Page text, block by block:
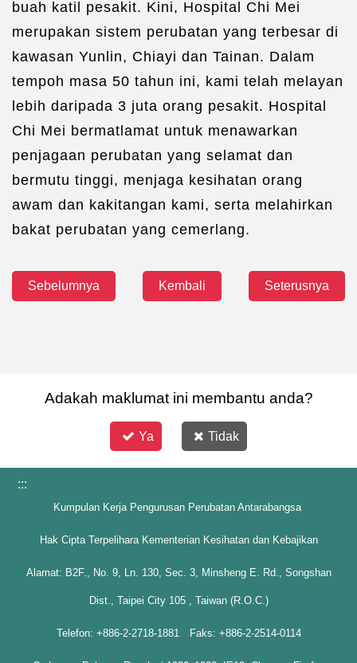
buah katil pesakit. Kini, Hospital Chi Mei
merupakan sistem perubatan yang terbesar di
kawasan Yunlin, Chiayi dan Tainan. Dalam
tempoh masa 50 tahun ini, kami telah melayan
lebih daripada 3 juta orang pesakit. Hospital
Chi Mei bermatlamat untuk menawarkan
penjagaan perubatan yang selamat dan
bermutu tinggi, menjaga kesihatan orang
awam dan kakitangan kami, serta melahirkan
bakat perubatan yang cemerlang.
Sebelumnya Kembali Seterusnya
Adakah maklumat ini membantu anda?
Ya Tidak
:::
Kumpulan Kerja Pengurusan Perubatan Antarabangsa
Hak Cipta Terpelihara Kementerian Kesihatan dan Kebajikan
Alamat: B2F., No. 9, Ln. 130, Sec. 3, Minsheng E. Rd., Songshan
Dist., Taipei City 105 , Taiwan (R.O.C.)
Telefon: +886-2-2718-1881 Faks: +886-2-2514-0114